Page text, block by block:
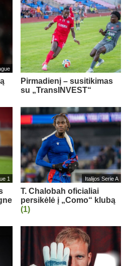
Pirmadienį – susitikimas
su „TransINVEST“
1 Italijos Serie A
T. Chalobah oficialiai
persikėlė į „Como“ klubą
(1)